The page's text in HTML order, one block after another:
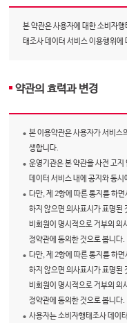
본 약관은 사용자에 대한 소비자
태조사 데이터 서비스 이용행위에
약관의 효력과 변경
본 이용약관은 사용자가 서비스
생합니다.
운영기관은 본 약관을 사전 고
데이터 서비스 내에 공지와 동시
다만, 제 2항에 따른 통지를 하
하지 않으면 의사표시가 표명된
비회원이 명시적으로 거부의 의
정약관에 동의한 것으로 봅니다.
다만, 제 2항에 따른 통지를 하
하지 않으면 의사표시가 표명된
비회원이 명시적으로 거부의 의
정약관에 동의한 것으로 봅니다.
사용자는 소비자행태조사 데이